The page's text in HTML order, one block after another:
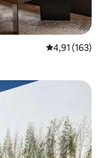
Prosječna
4,91 (163)